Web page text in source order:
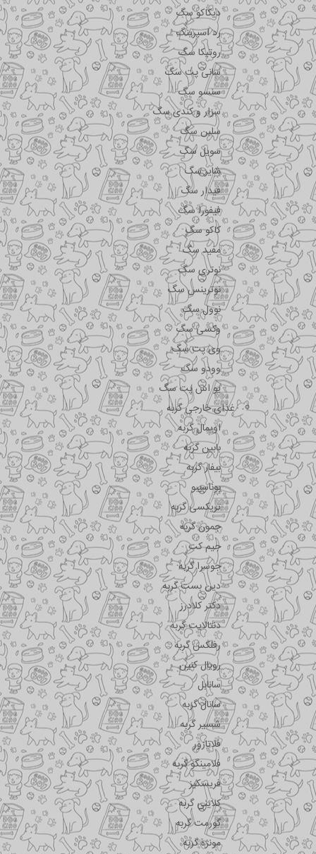
دیکاکو سگ
رد اسپرینگ
روتیکا سگ
سانی پت سگ
سنسو سگ
سزار و کندی سگ
سلبن سگ
سویل سگ
شایر سگ
فیدار سگ
فیفورا سگ
کاکو سگ
مفید سگ
نوتری سگ
نوترینس سگ
نوول سگ
وکسی سگ
وی پت سگ
وودو سگ
یو اس پت سگ
غذای خارجی گربه
اویمال گربه
بابین گربه
بیفار گربه
بوناسیبو
تریکسی گربه
جمون گربه
جیم کت
جوسرا گربه
دین بست گربه
دکتر کلادرز
دنتالایت گربه
رفلکس گربه
رویال کنین
سانابل
سانال گربه
شسیر گربه
فلاتازور
فلامینگو گربه
فریسکیز
کلاینی گربه
گورمت گربه
مونژه گربه